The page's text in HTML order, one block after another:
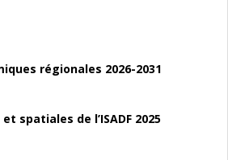
régionales 2026-2031
spatiales de l’ISADF 2025